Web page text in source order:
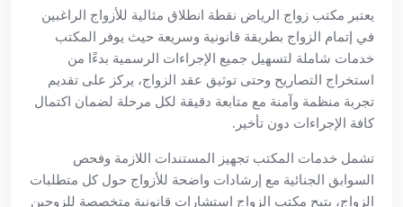
يعتبر مكتب زواج الرياض نقطة انطلاق مثالية للأزواج الراغبين
في إتمام الزواج بطريقة قانونية وسريعة حيث يوفر المكتب
خدمات شاملة لتسهيل جميع الإجراءات الرسمية بدءًا من
استخراج التصاريح وحتى توثيق عقد الزواج، يركز على تقديم
تجربة منظمة وآمنة مع متابعة دقيقة لكل مرحلة لضمان اكتمال
كافة الإجراءات دون تأخير.
تشمل خدمات المكتب تجهيز المستندات اللازمة وفحص
السوابق الجنائية مع إرشادات واضحة للأزواج حول كل متطلبات
الزواج، يتيح مكتب الزواج استشارات قانونية متخصصة للزوجين